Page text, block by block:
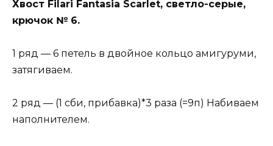
Хвост Filari Fantasia Scarlet, светло-серые,
крючок № 6.
1 ряд — 6 петель в двойное кольцо амигуруми,
затягиваем.
2 ряд — (1 сби, прибавка)*3 раза (=9п) Набиваем
наполнителем.